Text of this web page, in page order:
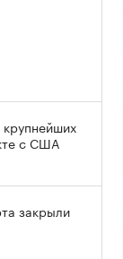
с США
закрыли